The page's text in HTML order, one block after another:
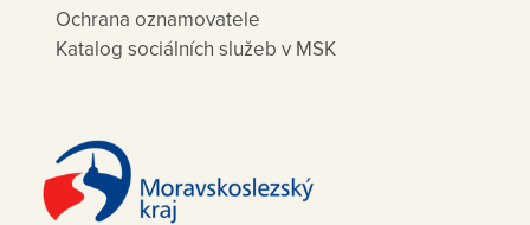
Ochrana oznamovatele
Katalog sociálních služeb v MSK